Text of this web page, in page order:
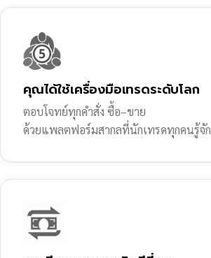
คุณได้ใช้เครื่องมือเทรดระดับโลก
ตอบโจทย์ทุกคำสั่ง ซื้อ–ขาย
ด้วยแพลตฟอร์มสากลที่นักเทรดทุกคนรู้จัก